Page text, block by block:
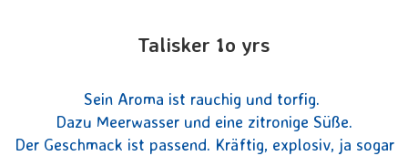
Talisker 1o yrs
Sein Aroma ist rauchig und torfig.
Dazu Meerwasser und eine zitronige Süße.
Der Geschmack ist passend. Kräftig, explosiv, ja sogar